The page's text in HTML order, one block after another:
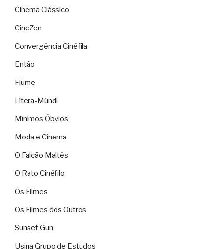
Cinema Clássico
CineZen
Convergência Cinéfila
Então
Fiume
Lítera-Múndi
Mínimos Óbvios
Moda e Cinema
O Falcão Maltês
O Rato Cinéfilo
Os Filmes
Os Filmes dos Outros
Sunset Gun
Usina Grupo de Estudos